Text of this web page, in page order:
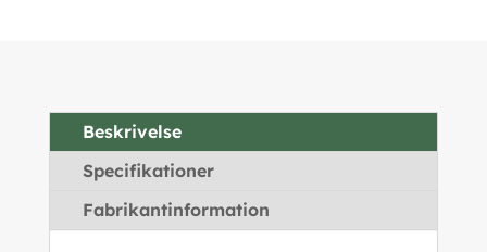
Beskrivelse
Specifikationer
Fabrikantinformation